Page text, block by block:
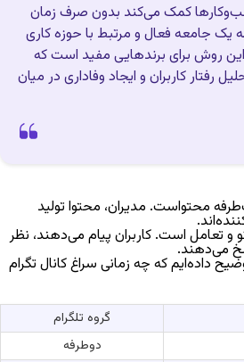
کمک می‌کند بدون صرف زمان
یک جامعه فعال و مرتبط با حوزه کاری
روش برای برندهایی مفید است که
رفتار کاربران و ایجاد وفاداری در میان
محتواست. مدیران، محتوا تولید
تعامل است. کاربران پیام می‌دهند، نظر
می‌دهند.
داده‌ایم که چه زمانی سراغ کانال تگرام
گروه تلگرام
دوطرفه